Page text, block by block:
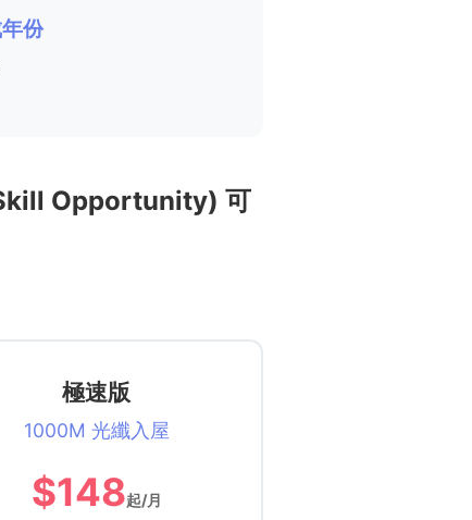
份
Opportunity) 可
極速版
1000M 光纖入屋
$148起/月